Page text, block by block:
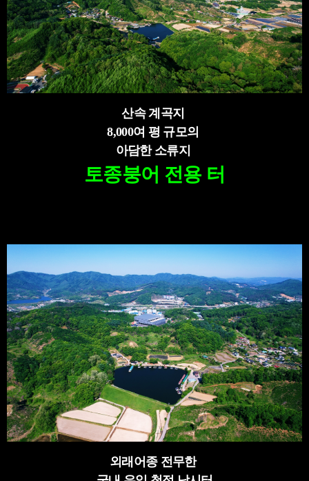
산속 계곡지
8,000여 평 규모의
아담한 소류지
토종붕어 전용 터
외래어종 전무한